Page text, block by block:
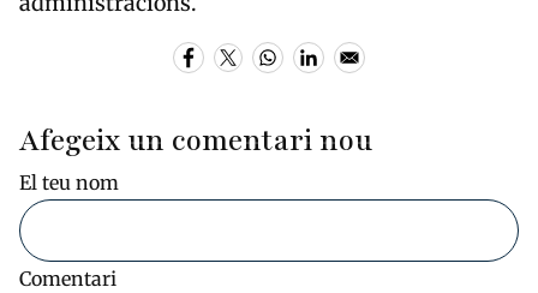
Afegeix un comentari nou
El teu nom
Comentari